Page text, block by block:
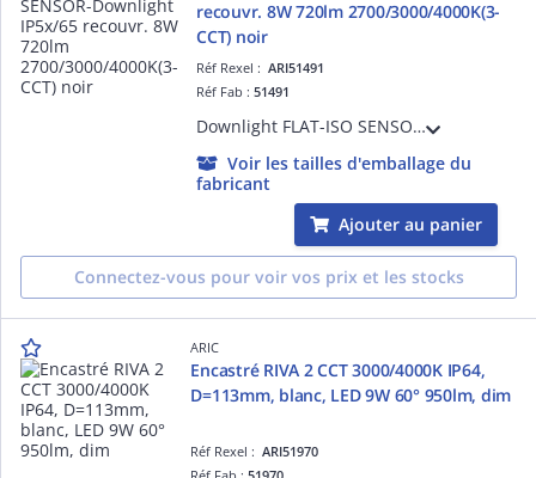
recouvr. 8W 720lm 2700/3000/4000K(3-
CCT) noir
Réf Rexel : ARI51491
Réf Fab : 51491
Downlight FLAT-ISO SENSOR IP5x/65, D=120mm, collerette aluminium noir, recouvrable et adapté RE2020 et NFC15-100, LED 110° 8W 30000h, 720 lm, CCT réglable par télécommande (2700, 3000 ou 4000K), détecteur de mouvement intégré
Voir les tailles d'emballage du
fabricant
Ajouter au panier
Connectez-vous pour voir vos prix et les stocks
ARIC
Encastré RIVA 2 CCT 3000/4000K IP64,
D=113mm, blanc, LED 9W 60° 950lm, dim
Réf Rexel :ARI51970